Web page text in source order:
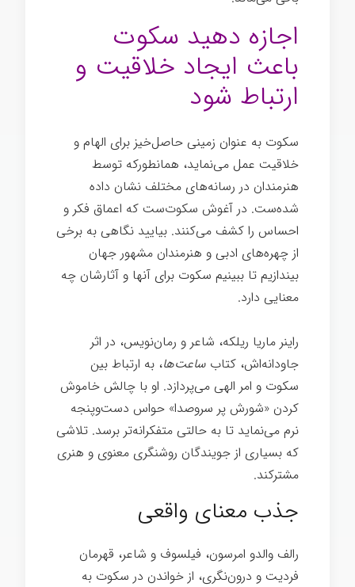
اجازه دهید سکوت
باعث ایجاد خلاقیت و
ارتباط شود
سکوت به عنوان زمینی حاصل‌خیز برای الهام و
خلاقیت عمل می‌نماید، همانطورکه توسط
هنرمندان در رسانه‌های مختلف نشان داده
شده‌ست. در آغوش سکوت‌ست که اعماق فکر و
احساس را کشف می‌کنند. بیایید نگاهی به برخی
از چهره‌های ادبی و هنرمندان مشهور جهان
بیندازیم تا ببینیم سکوت برای آنها و آثارشان چه
معنایی دارد.
راینر ماریا ریلکه، شاعر و رمان‌نویس، در اثر
جاودانه‌اش، کتاب ساعت‌ها، به ارتباط بین
سکوت و امر الهی می‌پردازد. او با چالش خاموش
کردن «شورش پر سروصدا» حواس دست‌وپنجه
نرم می‌نماید تا به حالتی متفکرانه‌تر برسد. تلاشی
که بسیاری از جویندگان روشنگری معنوی و هنری
مشترکند.
جذب معنای واقعی
رالف والدو امرسون، فیلسوف و شاعر، قهرمان
فردیت و درون‌نگری، از خواندن در سکوت به